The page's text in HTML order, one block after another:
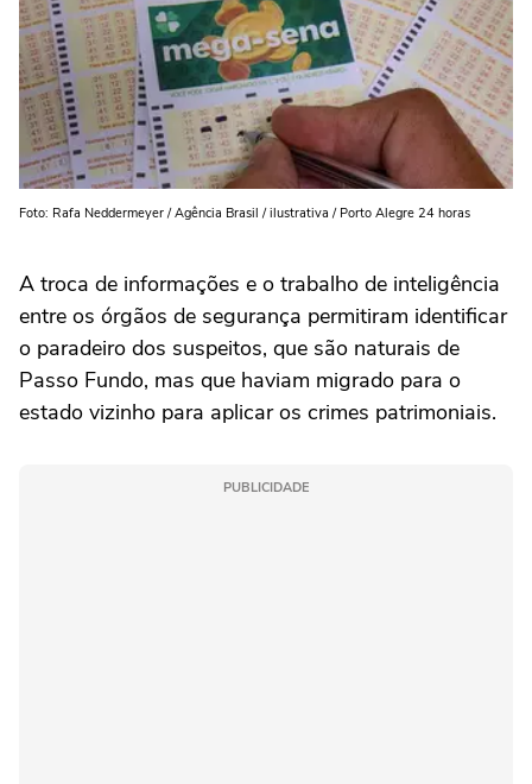
Foto: Rafa Neddermeyer / Agência Brasil / ilustrativa / Porto Alegre 24 horas
A troca de informações e o trabalho de inteligência
entre os órgãos de segurança permitiram identificar
o paradeiro dos suspeitos, que são naturais de
Passo Fundo, mas que haviam migrado para o
estado vizinho para aplicar os crimes patrimoniais.
PUBLICIDADE